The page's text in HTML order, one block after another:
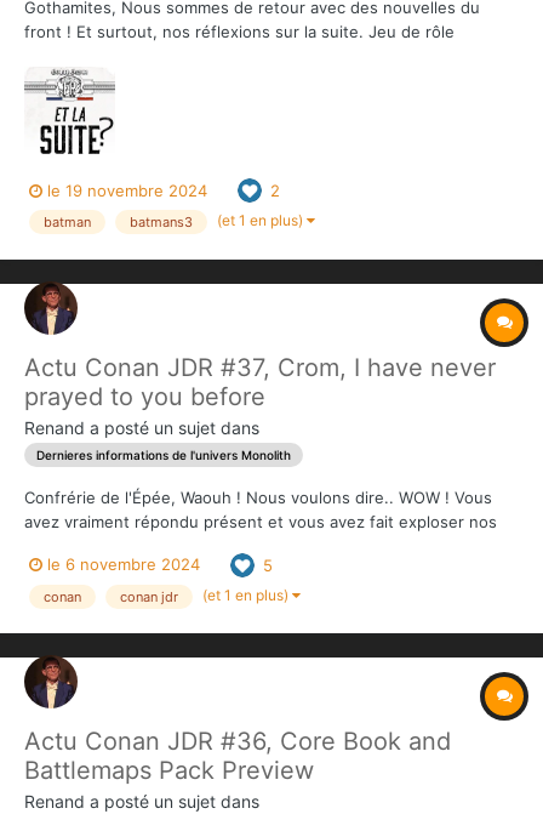
Gothamites, Nous sommes de retour avec des nouvelles du
front ! Et surtout, nos réflexions sur la suite. Jeu de rôle
Gamefound et leur avons montré un aperçu de ce que nous
avions l'intention d'offrir dans la prochaine c...
le 19 novembre 2024 2
batman batmans3 (et 1 en plus)
Actu Conan JDR #37, Crom, I have never
prayed to you before
Renand a posté un sujet dans
Dernieres informations de l'univers Monolith
Confrérie de l'Épée, Waouh ! Nous voulons dire.. WOW ! Vous
avez vraiment répondu présent et vous avez fait exploser nos
nous développons du jeu sur Conan. C'est difficile à croire, mais
grâce à vous et à votre soutien, nous avons...
le 6 novembre 2024 5
conan conan jdr (et 1 en plus)
Actu Conan JDR #36, Core Book and
Battlemaps Pack Preview
Renand a posté un sujet dans